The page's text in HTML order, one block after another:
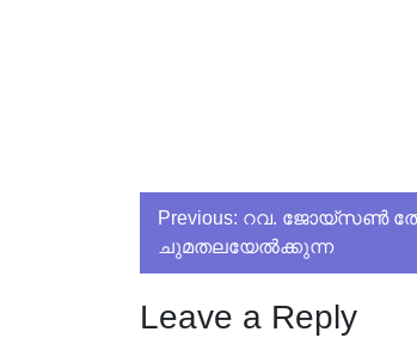
Post
navigation
Previous: റവ. ജോയ്സൺ
ചുമതലയേൽക്കുന്ന
Leave a Reply